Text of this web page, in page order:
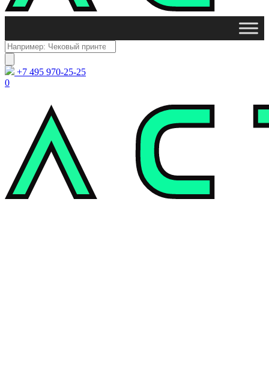
Поиск
товаров
+7 495 970-25-25
0